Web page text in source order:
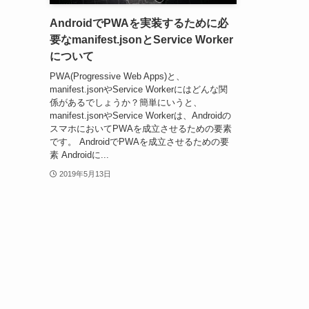
AndroidでPWAを実装するために必
要なmanifest.jsonとService Worker
について
PWA(Progressive Web Apps)と、
manifest.jsonやService Workerにはどんな関
係があるでしょうか？簡単にいうと、
manifest.jsonやService Workerは、Androidの
スマホにおいてPWAを成立させるための要素
です。 AndroidでPWAを成立させるための要
素 Androidに...
2019年5月13日